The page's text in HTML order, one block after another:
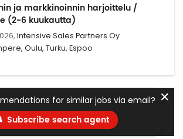
ja markkinoinnin harjoittelu /
(2-6 kuukautta)
Intensive Sales Partners Oy
Oulu, Turku, Espoo
for similar jobs via email?
Subscribe search agent
✕